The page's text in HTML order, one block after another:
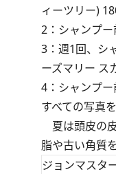
ィーツリー)
2：シャンプ
3：週1回、シ
ーズマリー ス
4：シャンプ
すべての写真
夏は頭皮の
脂や古い角質
ジョンマスタ